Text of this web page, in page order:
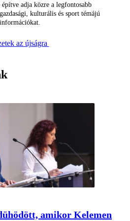
adja közre a legfontosabb
kulturális és sport témájú
információkat.
az újságra
amikor Kelemen